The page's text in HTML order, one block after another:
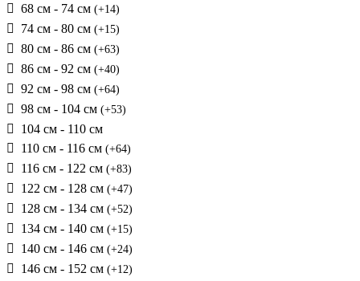
68 см - 74 см (+14)
74 см - 80 см (+15)
80 см - 86 см (+63)
86 см - 92 см (+40)
92 см - 98 см (+64)
98 см - 104 см (+53)
104 см - 110 см
110 см - 116 см (+64)
116 см - 122 см (+83)
122 см - 128 см (+47)
128 см - 134 см (+52)
134 см - 140 см (+15)
140 см - 146 см (+24)
146 см - 152 см (+12)